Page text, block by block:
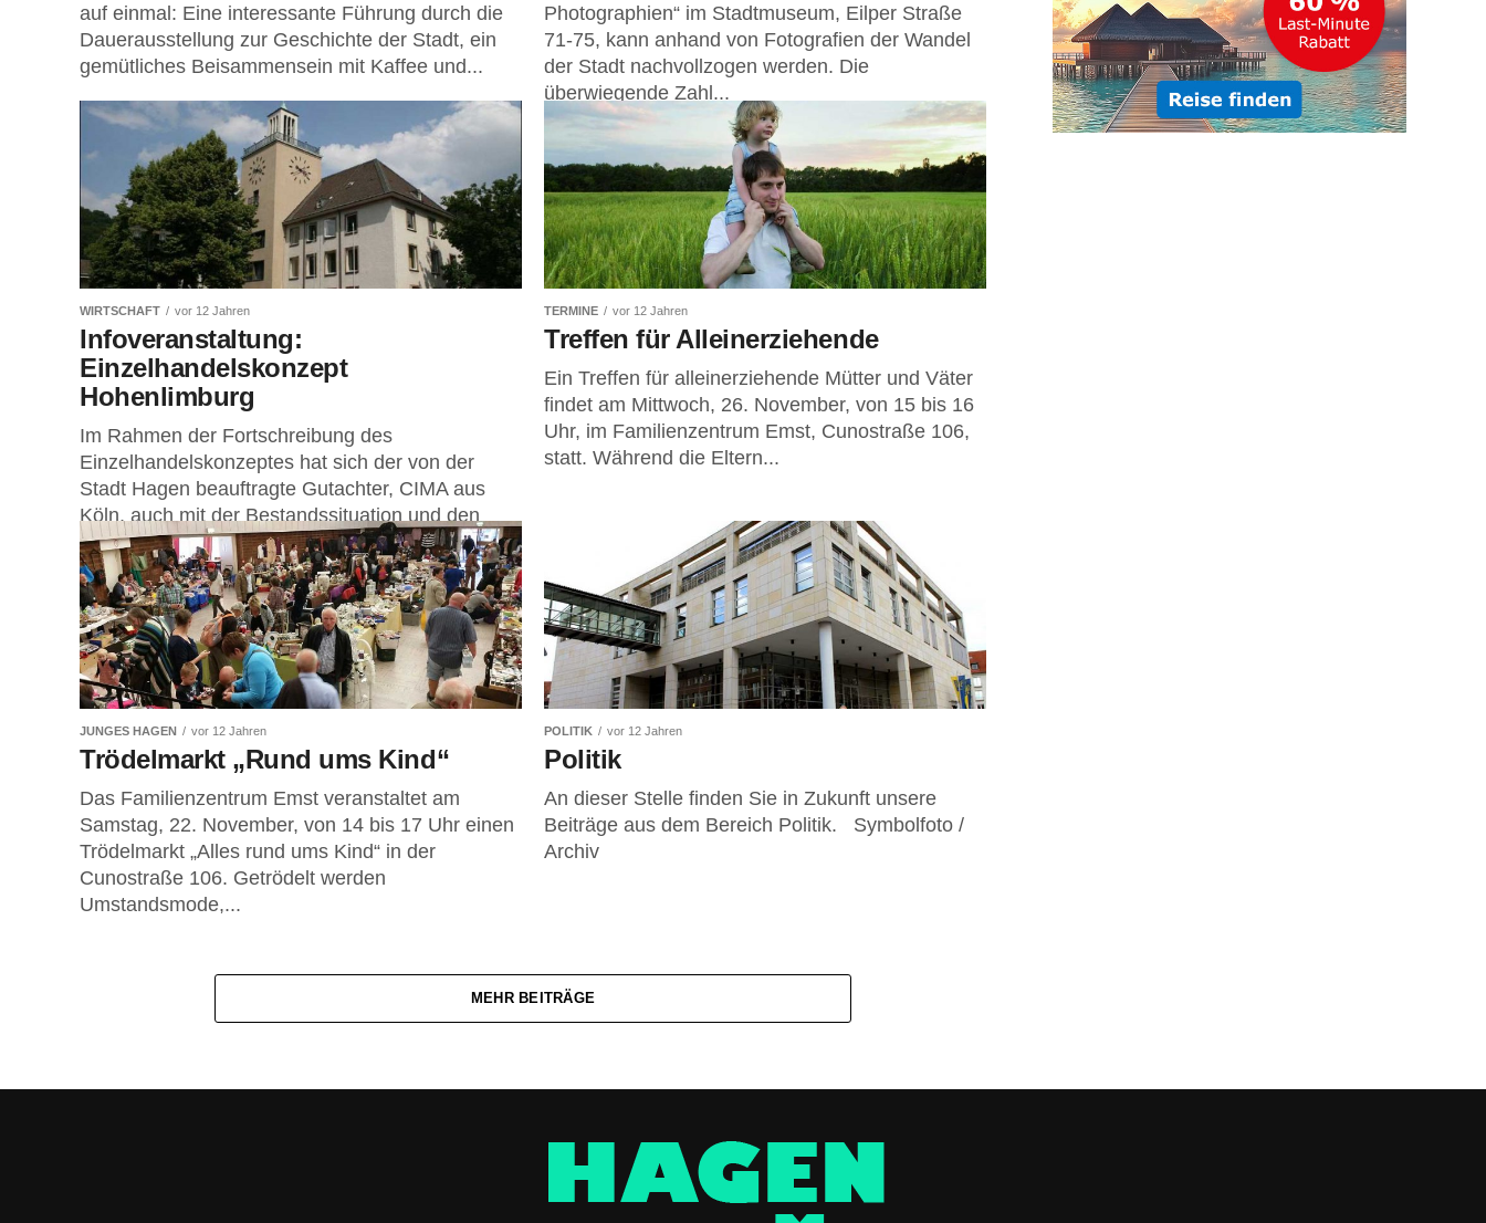
auf einmal: Eine interessante Führung durch die
Dauerausstellung zur Geschichte der Stadt, ein
gemütliches Beisammensein mit Kaffee und...
Photographien“ im Stadtmuseum, Eilper Straße
71-75, kann anhand von Fotografien der Wandel
der Stadt nachvollzogen werden. Die
überwiegende Zahl...
WIRTSCHAFT vor 12 Jahren
Infoveranstaltung:
Einzelhandelskonzept
Hohenlimburg
Im Rahmen der Fortschreibung des
Einzelhandelskonzeptes hat sich der von der
Stadt Hagen beauftragte Gutachter, CIMA aus
Köln, auch mit der Bestandssituation und den
zukünftigen Entwicklungspotenzialen...
TERMINE vor 12 Jahren
Treffen für Alleinerziehende
Ein Treffen für alleinerziehende Mütter und Väter
findet am Mittwoch, 26. November, von 15 bis 16
Uhr, im Familienzentrum Emst, Cunostraße 106,
statt. Während die Eltern...
JUNGES HAGEN vor 12 Jahren
Trödelmarkt „Rund ums Kind“
Das Familienzentrum Emst veranstaltet am
Samstag, 22. November, von 14 bis 17 Uhr einen
Trödelmarkt „Alles rund ums Kind“ in der
Cunostraße 106. Getrödelt werden
Umstandsmode,...
POLITIK vor 12 Jahren
Politik
An dieser Stelle finden Sie in Zukunft unsere
Beiträge aus dem Bereich Politik. Symbolfoto /
Archiv
MEHR BEITRÄGE